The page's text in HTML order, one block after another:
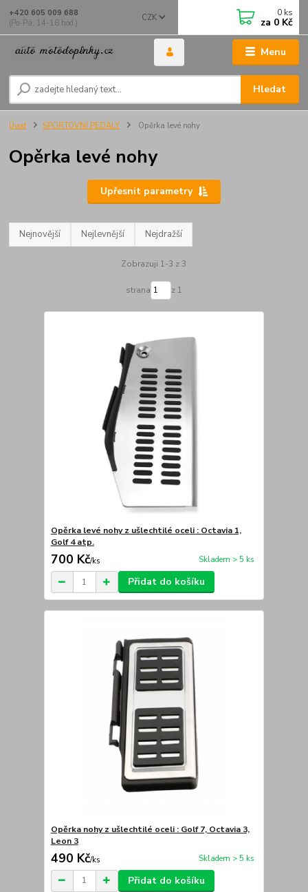
Menu
CZK
Hledat
+420 605 009 688
(Po-Pá, 14-18 hod.)
0 ks
za 0 Kč
Úvod SPORTOVNÍ PEDÁLY Opěrka levé nohy
Opěrka levé nohy
Upřesnit parametry
Nejnovější Nejlevnější Nejdražší
Zobrazuji 1-3 z 3
strana z 1
Opěrka levé nohy z ušlechtilé oceli : Octavia 1,
Golf 4 atp.
700 Kč/ks Skladem > 5 ks
Přidat do košíku
Opěrka nohy z ušlechtilé oceli : Golf 7, Octavia 3,
Leon 3
490 Kč/ks Skladem > 5 ks
Přidat do košíku